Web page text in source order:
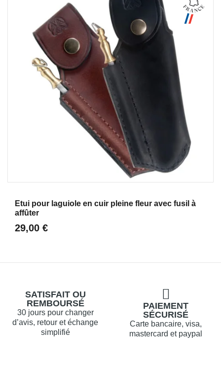
Etui pour laguiole en cuir pleine fleur avec fusil à
affûter
29,00 €
SATISFAIT OU
REMBOURSÉ
30 jours pour changer
d’avis, retour et échange
simplifié
PAIEMENT
SÉCURISÉ
Carte bancaire, visa,
mastercard et paypal